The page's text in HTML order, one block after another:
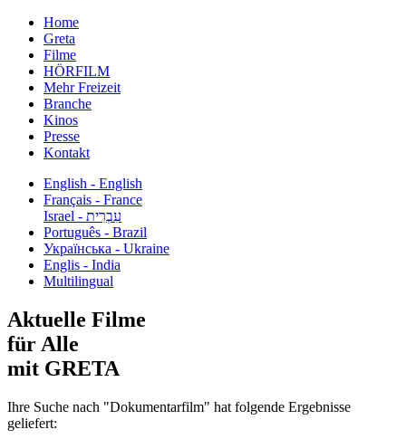
Home
Greta
Filme
HÖRFILM
Mehr Freizeit
Branche
Kinos
Presse
Kontakt
English - English
Français - France
עִבְרִית - Israel
Português - Brazil
Українська - Ukraine
Englis - India
Multilingual
Aktuelle Filme
für Alle
mit GRETA
Ihre Suche nach "Dokumentarfilm" hat folgende Ergebnisse
geliefert: